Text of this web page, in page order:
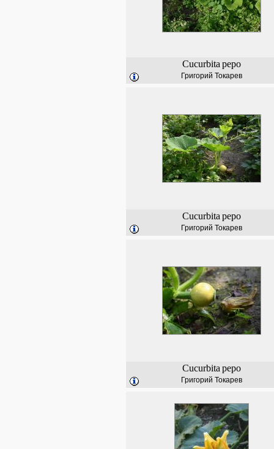
Cucurbita pepo
Григорий Токарев
Cucurbita pepo
Григорий Токарев
Cucurbita pepo
Григорий Токарев